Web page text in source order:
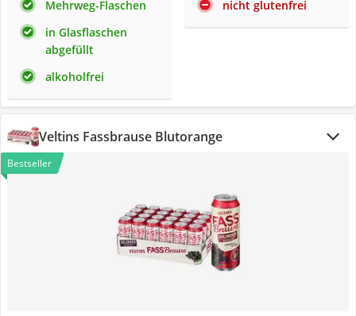
Mehrweg-Flaschen
in Glasflaschen
abgefüllt
alkoholfrei
nicht glutenfrei
Veltins Fassbrause Blutorange
Bestseller